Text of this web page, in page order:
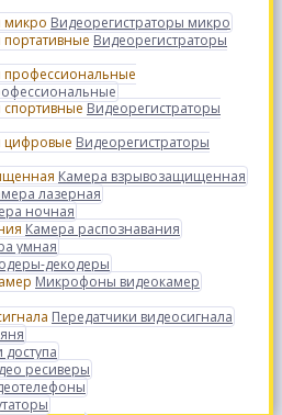
Видеорегистраторы микро
Видеорегистраторы
Видеорегистраторы
Видеорегистраторы
Камера взрывозащищенная
лазерная
ночная
Камера распознавания
умная
декодеры
Микрофоны видеокамер
Передатчики видеосигнала
доступа
ресиверы